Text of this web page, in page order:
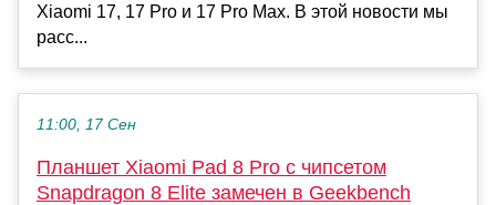
Xiaomi 17, 17 Pro и 17 Pro Max. В этой новости мы
расс...
11:00, 17 Сен
Планшет Xiaomi Pad 8 Pro с чипсетом
Snapdragon 8 Elite замечен в Geekbench